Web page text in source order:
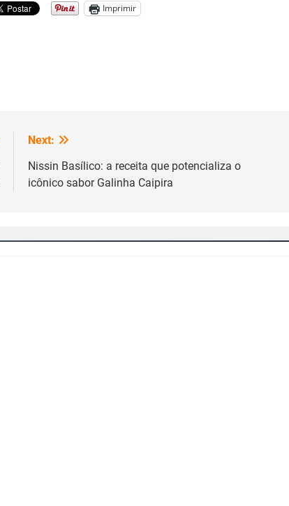
Imprimir
Next:
Nissin Basílico: a receita que potencializa o
icônico sabor Galinha Caipira